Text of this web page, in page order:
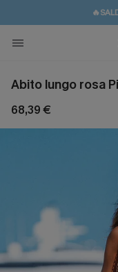
Abito lungo rosa
68,39 €